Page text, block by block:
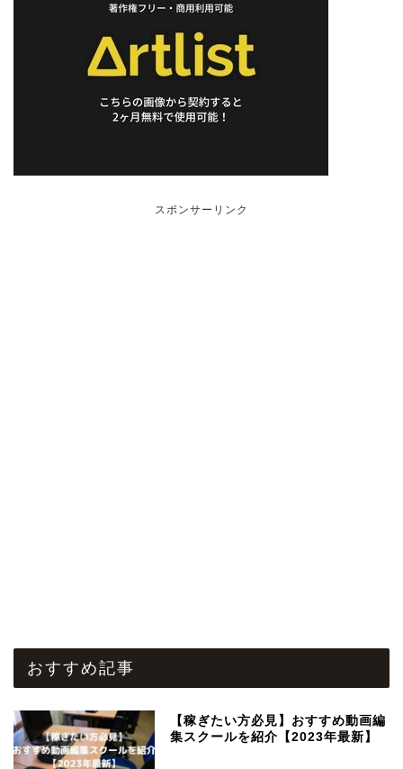
スポンサーリンク
おすすめ記事
【稼ぎたい方必見】おすすめ動画編
集スクールを紹介【2023年最新】